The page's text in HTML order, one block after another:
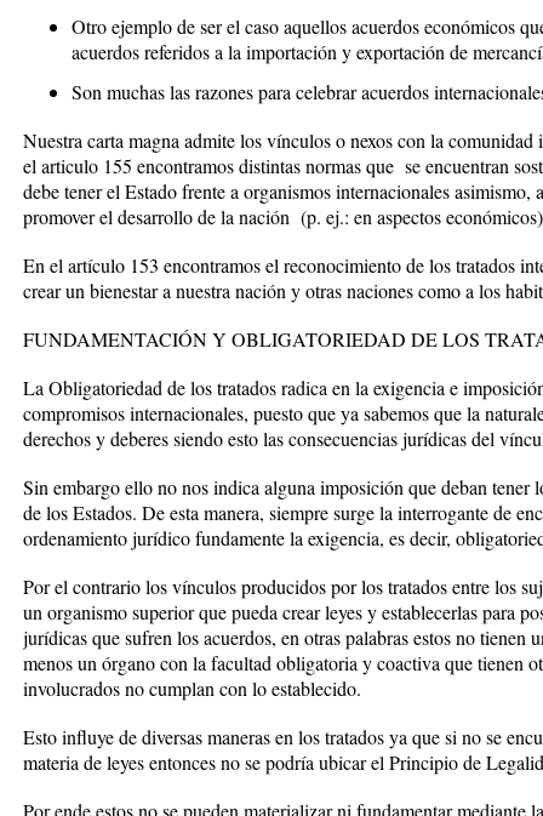
Otro ejemplo de ser el caso aquellos acuerdos económicos
acuerdos referidos a la importación y exportación de
Son muchas las razones para celebrar acuerdos
Nuestra carta magna admite los vínculos o nexos con la
el articulo 155 encontramos distintas normas que se encuentran
debe tener el Estado frente a organismos internacionales
promover el desarrollo de la nación (p. ej.: en aspectos
En el artículo 153 encontramos el reconocimiento de los tratados
crear un bienestar a nuestra nación y otras naciones como a los
FUNDAMENTACIÓN Y OBLIGATORIEDAD DE LOS
La Obligatoriedad de los tratados radica en la exigencia e
compromisos internacionales, puesto que ya sabemos que la
derechos y deberes siendo esto las consecuencias jurídicas del
Sin embargo ello no nos indica alguna imposición que deban tener
de los Estados. De esta manera, siempre surge la interrogante de
ordenamiento jurídico fundamente la exigencia, es decir,
Por el contrario los vínculos producidos por los tratados entre los
un organismo superior que pueda crear leyes y establecerlas para
jurídicas que sufren los acuerdos, en otras palabras estos no tienen
menos un órgano con la facultad obligatoria y coactiva que tienen
involucrados no cumplan con lo establecido.
Esto influye de diversas maneras en los tratados ya que si no se
materia de leyes entonces no se podría ubicar el Principio de
Por ende estos no se pueden materializar ni fundamentar mediante